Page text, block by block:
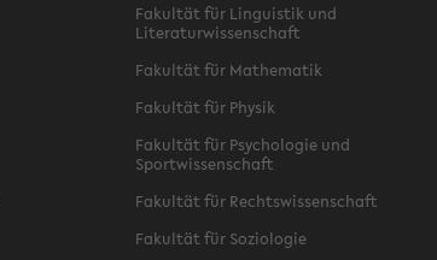
Fakultät für Linguistik und
Literaturwissenschaft
Fakultät für Mathematik
Fakultät für Physik
Fakultät für Psychologie und
Sportwissenschaft
Fakultät für Rechtswissenschaft
Fakultät für Soziologie